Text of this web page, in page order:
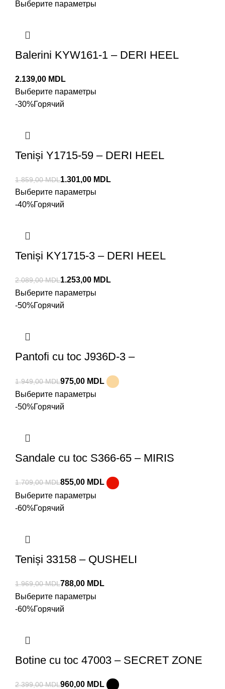
Выберите параметры
Balerini KYW161-1 – DERI HEEL
MDL
Выберите параметры
-30%Горячий
Teniși Y1715-59 – DERI HEEL
1.859,00MDL1.301,00 MDL
Выберите параметры
-40%Горячий
Teniși KY1715-3 – DERI HEEL
2.089,00MDL1.253,00 MDL
Выберите параметры
-50%Горячий
Pantofi cu toc J936D-3 –
1.949,00MDL975,00 MDL
Выберите параметры
-50%Горячий
Sandale cu toc S366-65 – MIRIS
1.709,00MDL855,00 MDL
Выберите параметры
-60%Горячий
Teniși 33158 – QUSHELI
1.969,00MDL788,00 MDL
Выберите параметры
-60%Горячий
Botine cu toc 47003 – SECRET ZONE
2.399,00MDL960,00 MDL